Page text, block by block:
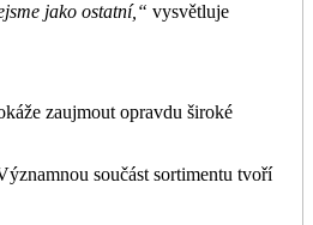
jako ostatní,“ vysvětluje
zaujmout opravdu široké
součást sortimentu tvoří